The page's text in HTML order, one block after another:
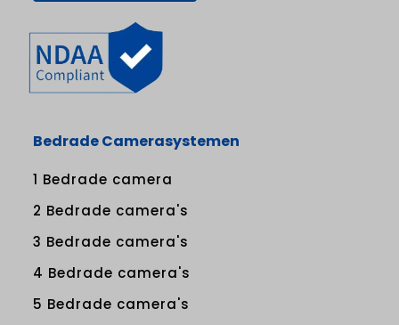
Bedrade Camerasystemen
1 Bedrade camera
2 Bedrade camera's
3 Bedrade camera's
4 Bedrade camera's
5 Bedrade camera's